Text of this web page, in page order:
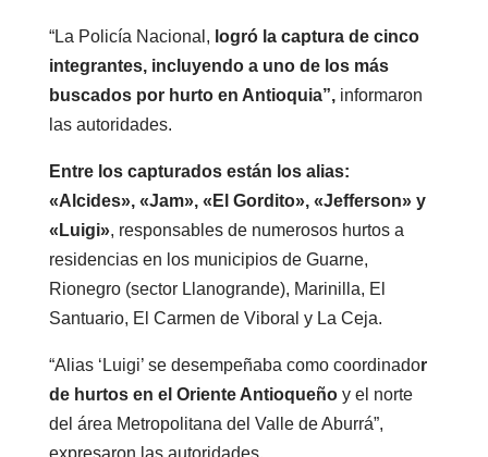
“La Policía Nacional, logró la captura de cinco
integrantes, incluyendo a uno de los más
buscados por hurto en Antioquia”,informaron
las autoridades.
Entre los capturados están los alias:
«Alcides», «Jam», «El Gordito», «Jefferson» y
«Luigi», responsables de numerosos hurtos a
residencias en los municipios de Guarne,
Rionegro (sector Llanogrande), Marinilla, El
Santuario, El Carmen de Viboral y La Ceja.
“Alias ‘Luigi’ se desempeñaba como coordinador
de hurtos en el Oriente Antioqueñoy el norte
del área Metropolitana del Valle de Aburrá”,
expresaron las autoridades.